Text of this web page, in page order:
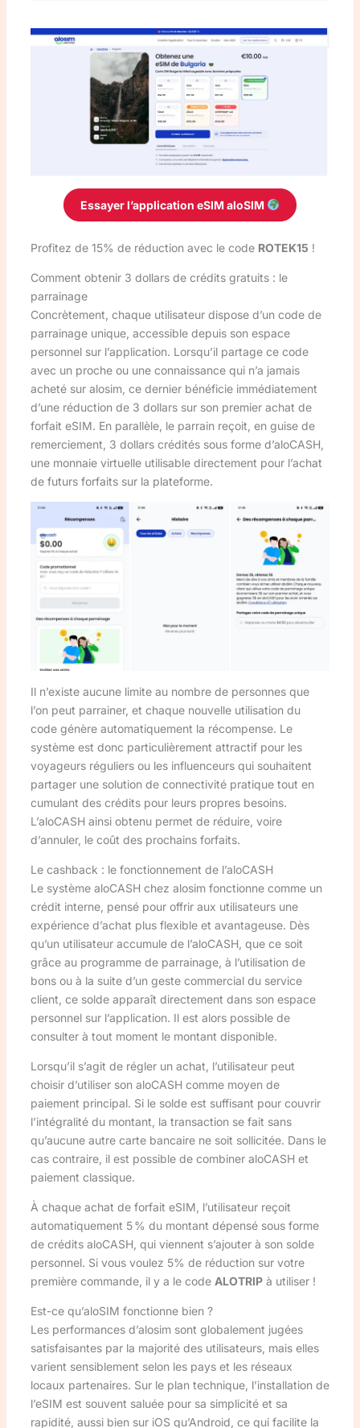
Essayer l’application eSIM aloSIM
Profitez de 15% de réduction avec le code ROTEK15 !
Comment obtenir 3 dollars de crédits gratuits : le
parrainage
Concrètement, chaque utilisateur dispose d’un code de
parrainage unique, accessible depuis son espace
personnel sur l’application. Lorsqu’il partage ce code
avec un proche ou une connaissance qui n’a jamais
acheté sur alosim, ce dernier bénéficie immédiatement
d’une réduction de 3 dollars sur son premier achat de
forfait eSIM. En parallèle, le parrain reçoit, en guise de
remerciement, 3 dollars crédités sous forme d’aloCASH,
une monnaie virtuelle utilisable directement pour l’achat
de futurs forfaits sur la plateforme.
Il n’existe aucune limite au nombre de personnes que
l’on peut parrainer, et chaque nouvelle utilisation du
code génère automatiquement la récompense. Le
système est donc particulièrement attractif pour les
voyageurs réguliers ou les influenceurs qui souhaitent
partager une solution de connectivité pratique tout en
cumulant des crédits pour leurs propres besoins.
L’aloCASH ainsi obtenu permet de réduire, voire
d’annuler, le coût des prochains forfaits.
Le cashback : le fonctionnement de l’aloCASH
Le système aloCASH chez alosim fonctionne comme un
crédit interne, pensé pour offrir aux utilisateurs une
expérience d’achat plus flexible et avantageuse. Dès
qu’un utilisateur accumule de l’aloCASH, que ce soit
grâce au programme de parrainage, à l’utilisation de
bons ou à la suite d’un geste commercial du service
client, ce solde apparaît directement dans son espace
personnel sur l’application. Il est alors possible de
consulter à tout moment le montant disponible.
Lorsqu’il s’agit de régler un achat, l’utilisateur peut
choisir d’utiliser son aloCASH comme moyen de
paiement principal. Si le solde est suffisant pour couvrir
l’intégralité du montant, la transaction se fait sans
qu’aucune autre carte bancaire ne soit sollicitée. Dans le
cas contraire, il est possible de combiner aloCASH et
paiement classique.
À chaque achat de forfait eSIM, l’utilisateur reçoit
automatiquement 5 % du montant dépensé sous forme
de crédits aloCASH, qui viennent s’ajouter à son solde
personnel. Si vous voulez 5% de réduction sur votre
première commande, il y a le code ALOTRIPà utiliser !
Est-ce qu’aloSIM fonctionne bien ?
Les performances d’alosim sont globalement jugées
satisfaisantes par la majorité des utilisateurs, mais elles
varient sensiblement selon les pays et les réseaux
locaux partenaires. Sur le plan technique, l’installation de
l’eSIM est souvent saluée pour sa simplicité et sa
rapidité, aussi bien sur iOS qu’Android, ce qui facilite la